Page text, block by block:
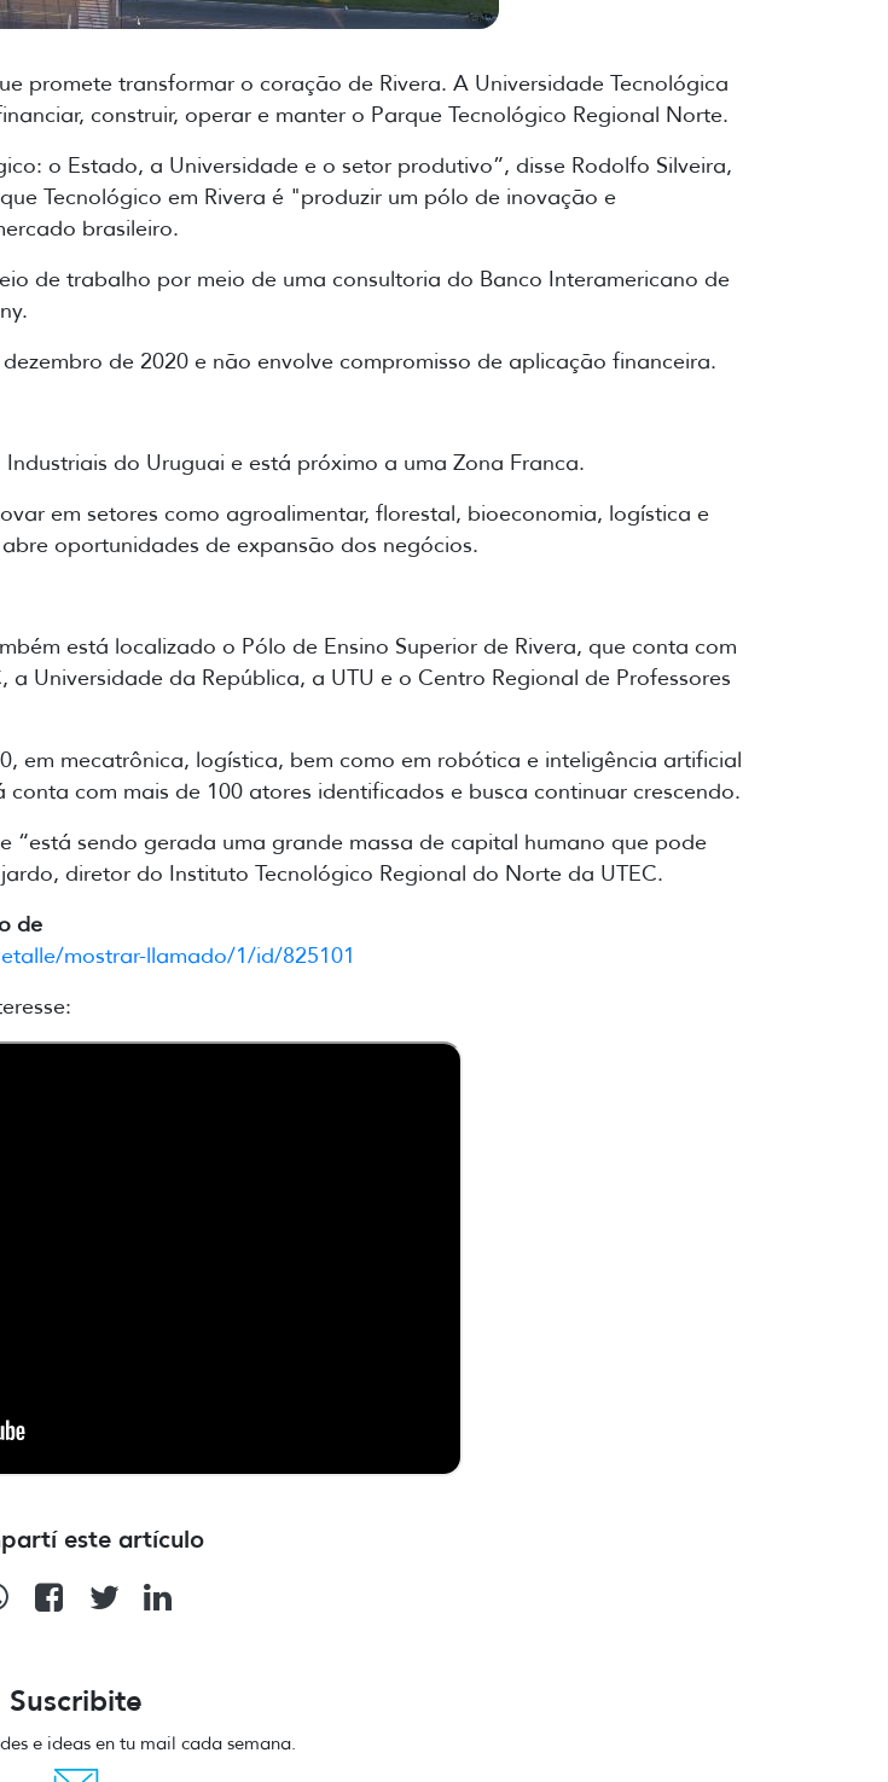
promete transformar o coração de Rivera. A Universidade Tecnológica
construir, operar e manter o Parque Tecnológico Regional Norte.
o Estado, a Universidade e o setor produtivo”, disse Rodolfo Silveira,
Tecnológico em Rivera é "produzir um pólo de inovação e
brasileiro.
de trabalho por meio de uma consultoria do Banco Interamericano de
de 2020 e não envolve compromisso de aplicação financeira.
do Uruguai e está próximo a uma Zona Franca.
em setores como agroalimentar, florestal, bioeconomia, logística e
oportunidades de expansão dos negócios.
está localizado o Pólo de Ensino Superior de Rivera, que conta com
Universidade da República, a UTU e o Centro Regional de Professores
em mecatrônica, logística, bem como em robótica e inteligência artificial
com mais de 100 atores identificados e busca continuar crescendo.
“está sendo gerada uma grande massa de capital humano que pode
diretor do Instituto Tecnológico Regional do Norte da UTEC.
de
mostrar-llamado/1/id/825101
este artículo
Suscribite
e ideas en tu mail cada semana.